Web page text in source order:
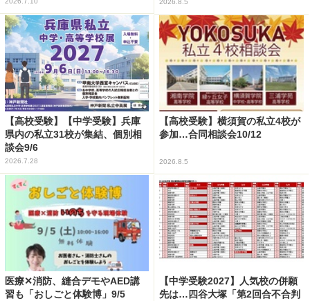
【高校受験】【中学受験】兵庫
県内の私立31校が集結、個別相
談会9/6
2026.7.28
【高校受験】横須賀の私立4校が
参加…合同相談会10/12
2026.8.5
医療✕消防、縫合デモやAED講
習も「おしごと体験博」9/5
【中学受験2027】人気校の併願
先は…四谷大塚「第2回合不合判